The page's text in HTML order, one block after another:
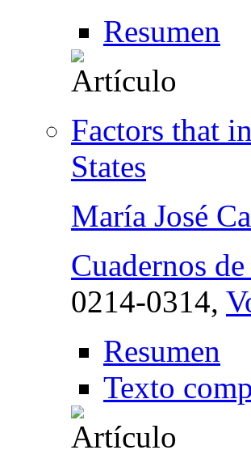
Resumen
Factors that
States
María José
Cuadernos
0214-0314,
Resumen
Texto